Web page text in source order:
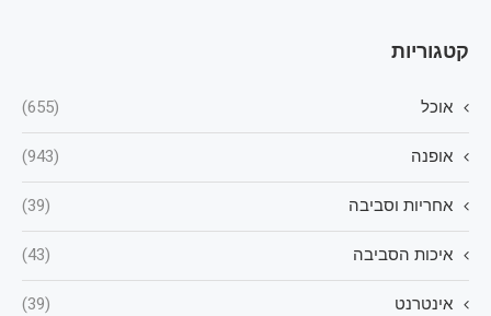
קטגוריות
אוכל (655)
אופנה (943)
אחריות וסביבה (39)
איכות הסביבה (43)
אינטרנט (39)